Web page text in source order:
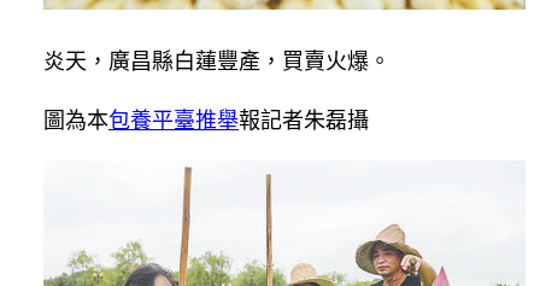
炎天，廣昌縣白蓮豐產，買賣火爆。
圖為本包養平臺推舉報記者朱磊攝